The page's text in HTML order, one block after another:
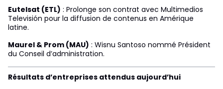
Eutelsat (ETL) : Prolonge son contrat avec Multimedios
Televisión pour la diffusion de contenus en Amérique
latine.
Maurel & Prom (MAU) : Wisnu Santoso nommé Président
du Conseil d’administration.
Résultats d’entreprises attendus aujourd’hui